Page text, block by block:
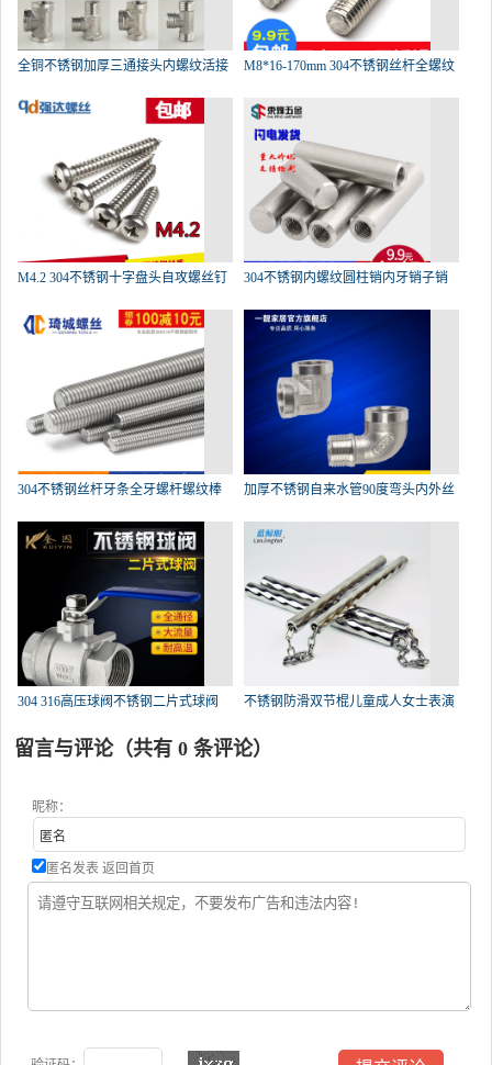
全铜不锈钢加厚三通接头内螺纹活接 M8*16-170mm 304不锈钢丝杆全螺纹
M4.2 304不锈钢十字盘头自攻螺丝钉 304不锈钢内螺纹圆柱销内牙销子销
304不锈钢丝杆牙条全牙螺杆螺纹棒
M
加厚不锈钢自来水管90度弯头内外丝
304 316高压球阀不锈钢二片式球阀 不锈钢防滑双节棍儿童成人女士表演
留言与评论（共有 0 条评论）
昵称：
匿名发表 返回首页